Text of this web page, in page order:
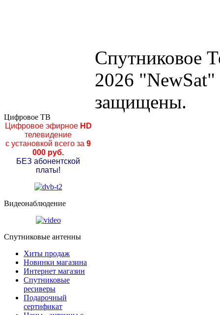
Спутниковое
2026
защищены.
Цифровое ТВ
Цифровое эфирноеHD
телевидение
с установкой всего за 9
000 руб.
БЕЗ абонентской
платы!
Видеонаблюдение
Спутниковые антенны
Хиты продаж
Новинки магазина
Интернет магазин
Спутниковые
ресиверы
Подарочный
сертификат